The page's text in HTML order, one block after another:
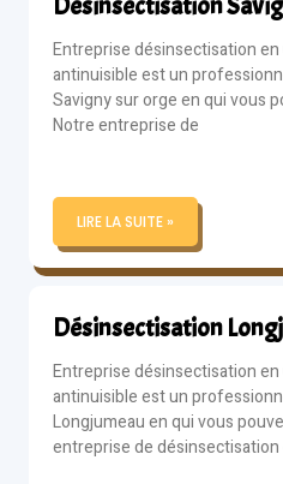
Entreprise désinsectisation
antinuisible est un
Savigny sur orge en qui vous
Notre entreprise de
LIRE LA SUITE »
Désinsectisation
Entreprise désinsectisation
antinuisible est un
Longjumeau en qui vous
entreprise de